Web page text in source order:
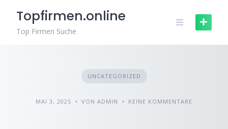
Inhalt
springen
Topfirmen.online
Top Firmen Suche
UNCATEGORIZED
MAI 3, 2025 VON ADMIN KEINE KOMMENTARE